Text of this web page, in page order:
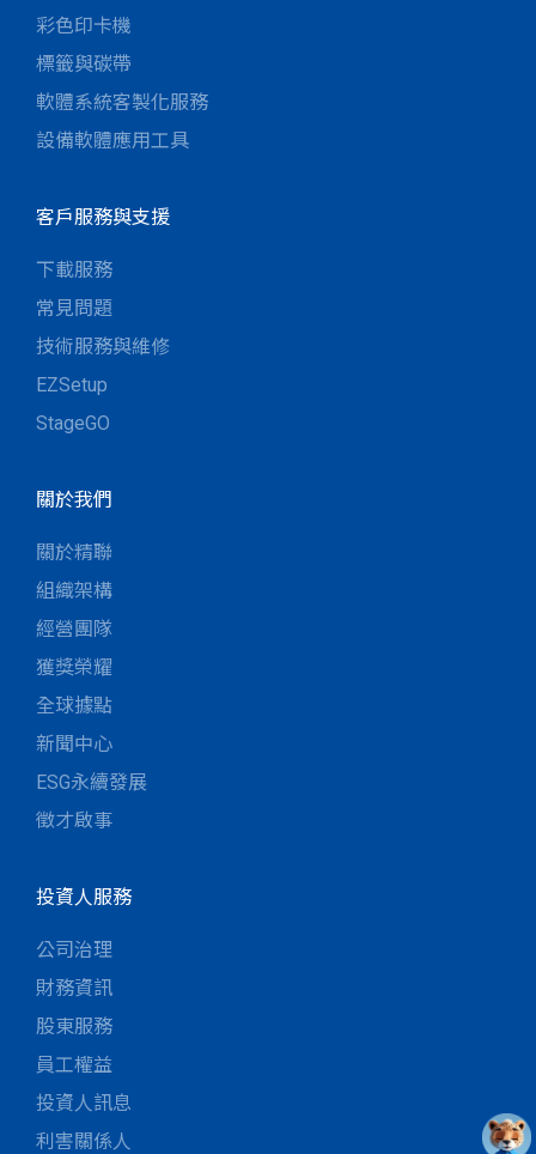
彩色印卡機
標籤與碳帶
軟體系統客製化服務
設備軟體應用工具
客戶服務與支援
下載服務
常見問題
技術服務與維修
EZSetup
StageGO
關於我們
關於精聯
組織架構
經營團隊
獲獎榮耀
全球據點
新聞中心
ESG永續發展
徵才啟事
投資人服務
公司治理
財務資訊
股東服務
員工權益
投資人訊息
利害關係人